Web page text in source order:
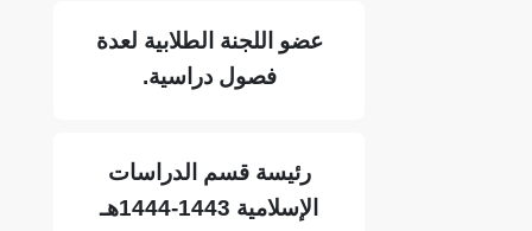
عضو اللجنة الطلابية لعدة
فصول دراسية.
رئيسة قسم الدراسات